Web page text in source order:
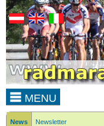
MENU
News Newsletter